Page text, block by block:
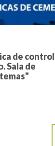
de control
Sala de